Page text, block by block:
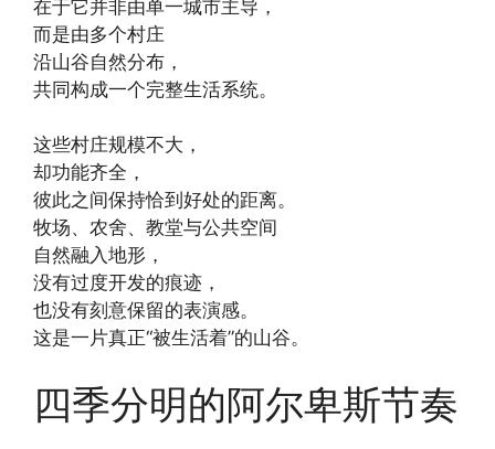
在于它并非由单一城市主导，
而是由多个村庄
沿山谷自然分布，
共同构成一个完整生活系统。
这些村庄规模不大，
却功能齐全，
彼此之间保持恰到好处的距离。
牧场、农舍、教堂与公共空间
自然融入地形，
没有过度开发的痕迹，
也没有刻意保留的表演感。
这是一片真正“被生活着”的山谷。
四季分明的阿尔卑斯节奏